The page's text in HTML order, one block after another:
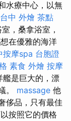
水療中心，以無
台中 外燴 茶點
，桑拿浴室，
在優雅的海洋
按摩spa 台胞證
素食 外燴 按摩
艦是巨大的，漂
。 massage 他
侈品，只有最佳
按照它的價格